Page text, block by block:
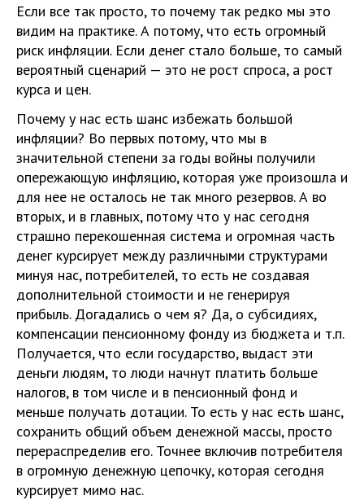
Если все так просто, то почему так редко мы это
видим на практике. А потому, что есть огромный
риск инфляции. Если денег стало больше, то самый
вероятный сценарий — это не рост спроса, а рост
курса и цен.
Почему у нас есть шанс избежать большой
инфляции? Во первых потому, что мы в
значительной степени за годы войны получили
опережающую инфляцию, которая уже произошла и
для нее не осталось не так много резервов. А во
вторых, и в главных, потому что у нас сегодня
страшно перекошенная система и огромная часть
денег курсирует между различными структурами
минуя нас, потребителей, то есть не создавая
дополнительной стоимости и не генерируя
прибыль. Догадались о чем я? Да, о субсидиях,
компенсации пенсионному фонду из бюджета и т.п.
Получается, что если государство, выдаст эти
деньги людям, то люди начнут платить больше
налогов, в том числе и в пенсионный фонд и
меньше получать дотации. То есть у нас есть шанс,
сохранить общий объем денежной массы, просто
перераспределив его. Точнее включив потребителя
в огромную денежную цепочку, которая сегодня
курсирует мимо нас.